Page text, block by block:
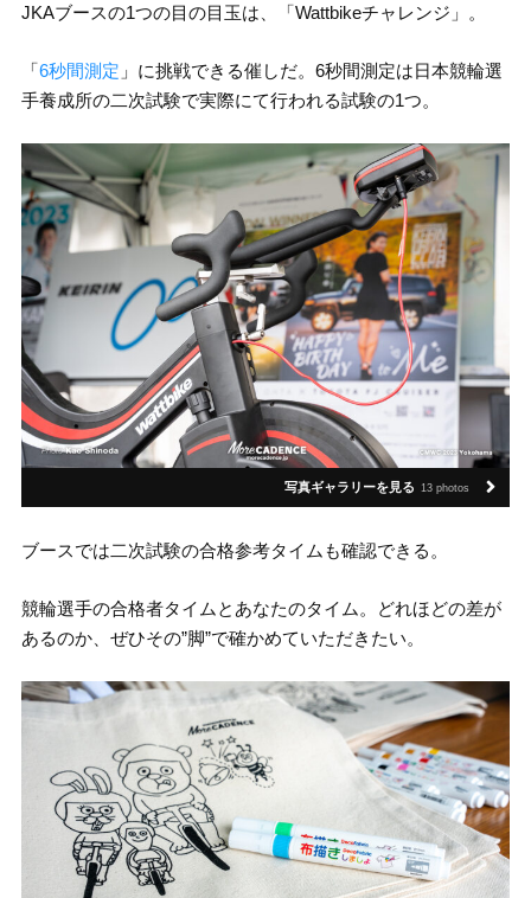
JKAブースの1つの目の目玉は、「Wattbikeチャレンジ」。
「6秒間測定 」に挑戦できる催しだ。6秒間測定は日本競輪選
手養成所の二次試験で実際にて行われる試験の1つ。
写真ギャラリーを見る 13 photos
ブースでは二次試験の合格参考タイムも確認できる。
競輪選手の合格者タイムとあなたのタイム。どれほどの差が
あるのか、ぜひその”脚”で確かめていただきたい。